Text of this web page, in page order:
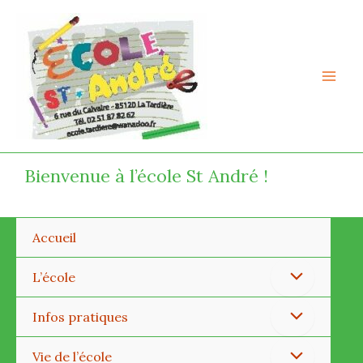
contenu
Bienvenue à l’école St André !
Accueil
L’école Permutateur
de
Menu
Infos pratiques Permutateur
de
Vie de l’école Permutateur